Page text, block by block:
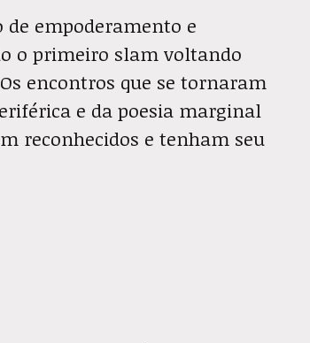
de empoderamento e
o primeiro slam voltando
encontros que se tornaram
e da poesia marginal
reconhecidos e tenham seu